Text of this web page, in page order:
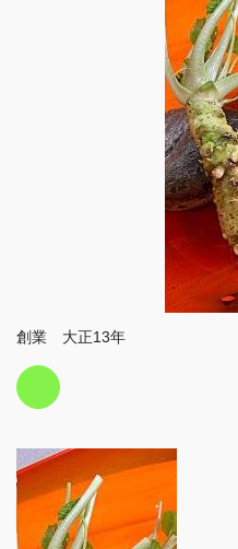
創業 大正13年